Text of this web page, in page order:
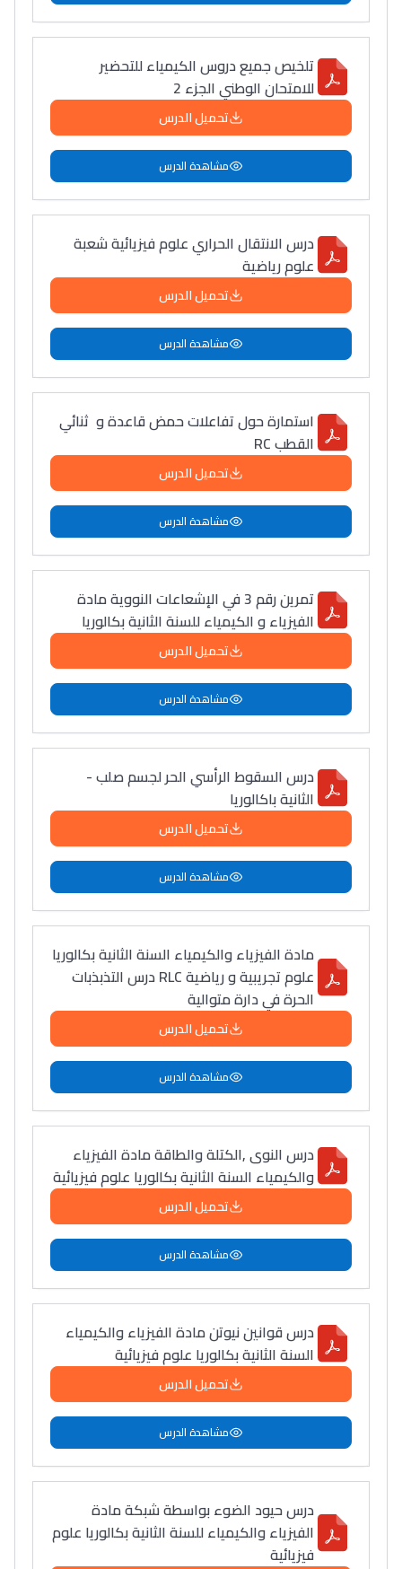
تلخيص جميع دروس الكيمياء للتحضير
للامتحان الوطني الجزء 2
تحميل الدرس
مشاهدة الدرس
درس الانتقال الحراري علوم فيزيائية شعبة
علوم رياضية
تحميل الدرس
مشاهدة الدرس
استمارة حول تفاعلات حمض قاعدة و ثنائي
القطب RC
تحميل الدرس
مشاهدة الدرس
تمرين رقم 3 في الإشعاعات النووية مادة
الفيزياء و الكيمياء للسنة الثانية بكالوريا
تحميل الدرس
مشاهدة الدرس
درس السقوط الرأسي الحر لجسم صلب -
الثانية باكالوريا
تحميل الدرس
مشاهدة الدرس
مادة الفيزياء والكيمياء السنة الثانية بكالوريا
علوم تجريبية و رياضية RLC درس التذبذبات
الحرة في دارة متوالية
تحميل الدرس
مشاهدة الدرس
درس النوى ,الكتلة والطاقة مادة الفيزياء
والكيمياء السنة الثانية بكالوريا علوم فيزيائية
تحميل الدرس
مشاهدة الدرس
درس قوانين نيوتن مادة الفيزياء والكيمياء
السنة الثانية بكالوريا علوم فيزيائية
تحميل الدرس
مشاهدة الدرس
درس حيود الضوء بواسطة شبكة مادة
الفيزياء والكيمياء للسنة الثانية بكالوريا علوم
فيزيائية